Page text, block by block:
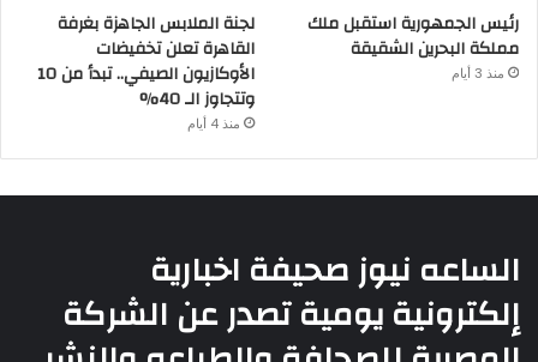
رئيس الجمهورية استقبل ملك
مملكة البحرين الشقيقة
منذ 3 أيام
لجنة الملابس الجاهزة بغرفة
القاهرة تعلن تخفيضات
الأوكازيون الصيفي.. تبدأ من 10
وتتجاوز الـ 40%
منذ 4 أيام
الساعه نيوز صحيفة اخبارية
إلكترونية يومية تصدر عن الشركة